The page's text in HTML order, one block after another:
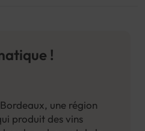
!
une région
produit des vins